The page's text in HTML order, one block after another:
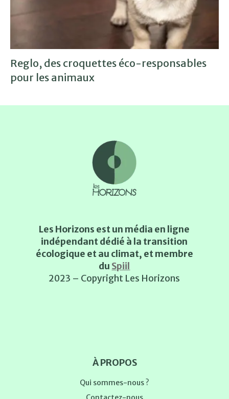
Reglo, des croquettes éco-responsables
pour les animaux
Les Horizons est un média en ligne
indépendant dédié à la transition
écologique et au climat, et membre
du Spiil
2023 – Copyright Les Horizons
À PROPOS
Qui sommes-nous ?